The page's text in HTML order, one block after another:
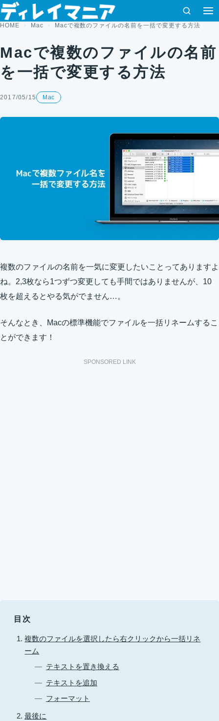
コンテンツへスキップ
検索
HOME Mac Macで複数のファイルの名前を一括で変更する方法
Macで複数のファイルの名前
を一括で変更する方法
2017/05/15 Mac
複数のファイルの名前を一気に変更したいことってありますよ
ね。2,3枚なら1つずつ変更しても手間ではありませんが、10
枚を超えるとやる気がでません…。
そんなとき、Macの標準機能でファイルを一括リネームするこ
とができます！
SPONSORED LINK
目次
複数のファイルを選択したら右クリックから一括リネ
ーム
テキストを置き換える
テキストを追加
フォーマット
最後に